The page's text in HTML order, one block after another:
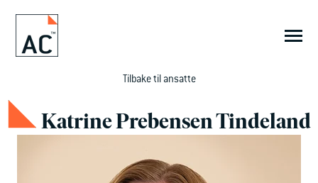
Toggle
PEOPLE LAB.™
Tilbake til ansatte
Katrine Prebensen Tindeland